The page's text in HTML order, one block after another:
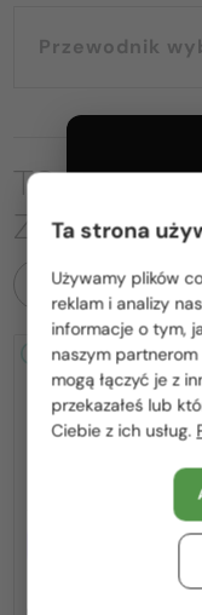
Przewodnik
TO MOŻE
WSZYSTKIE
2-4 DNI -20%
Z SOCZEWKĄ
Optična
Proszę
Ta strona
Używamy plików
reklam i analizy
informacje o tym,
naszym
mogą łączyć je z
przekazałeś lub
Ciebie z ich usług.